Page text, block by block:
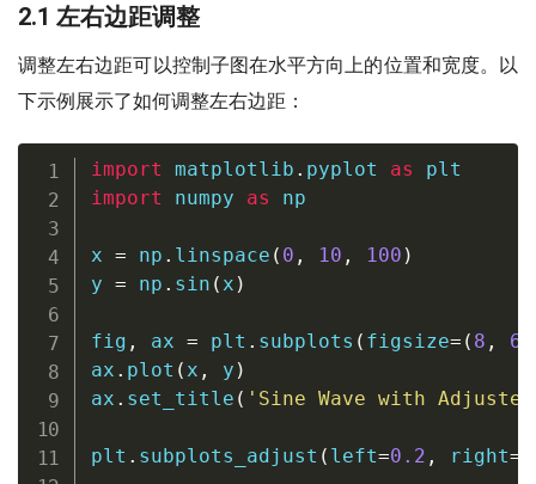
2.1 左右边距调整
调整左右边距可以控制子图在水平方向上的位置和宽度。以
下示例展示了如何调整左右边距：
import matplotlib . pyplot as
import numpy as np
x = np . linspace ( 0 , 10 , 100 )
y = np . sin ( x )
fig , ax = plt . subplots ( figsize= ( 8 , 6
ax . plot ( x , y )
ax . set_title ( 'Sine Wave with
plt . subplots_adjust ( left=0.2 , right=